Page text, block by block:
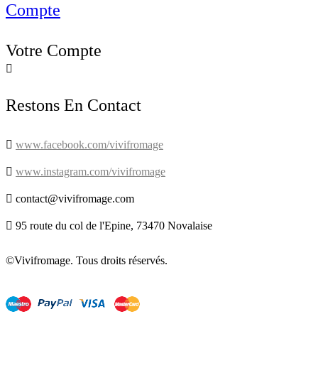
Compte
Votre Compte

Restons En Contact
 www.facebook.com/vivifromage
 www.instagram.com/vivifromage
 contact@vivifromage.com
 95 route du col de l'Epine, 73470 Novalaise
©Vivifromage. Tous droits réservés.